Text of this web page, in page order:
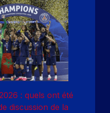
: quels ont été
discussion de la